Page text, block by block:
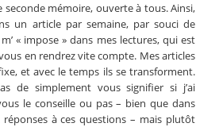
seconde mémoire, ouverte à tous. Ainsi,
un article par semaine, par souci de
« impose » dans mes lectures, qui est
en rendrez vite compte. Mes articles
et avec le temps ils se transforment.
de simplement vous signifier si j’ai
le conseille ou pas – bien que dans
réponses à ces questions – mais plutôt